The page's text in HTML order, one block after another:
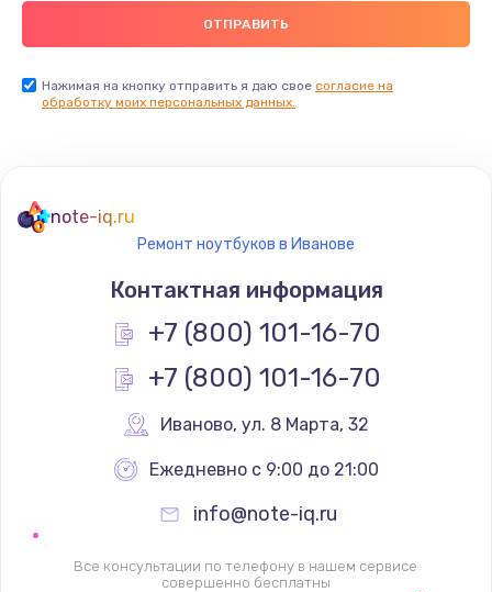
Нажимая на кнопку отправить я даю свое согласие на
обработку моих персональных данных.
note-iq.ru
Ремонт ноутбуков в Иванове
Контактная информация
+7 (800) 101-16-70
+7 (800) 101-16-70
Иваново, ул. 8 Марта, 32
Ежедневно с 9:00 до 21:00
info@note-iq.ru
Все консультации по телефону в нашем сервисе
совершенно бесплатны